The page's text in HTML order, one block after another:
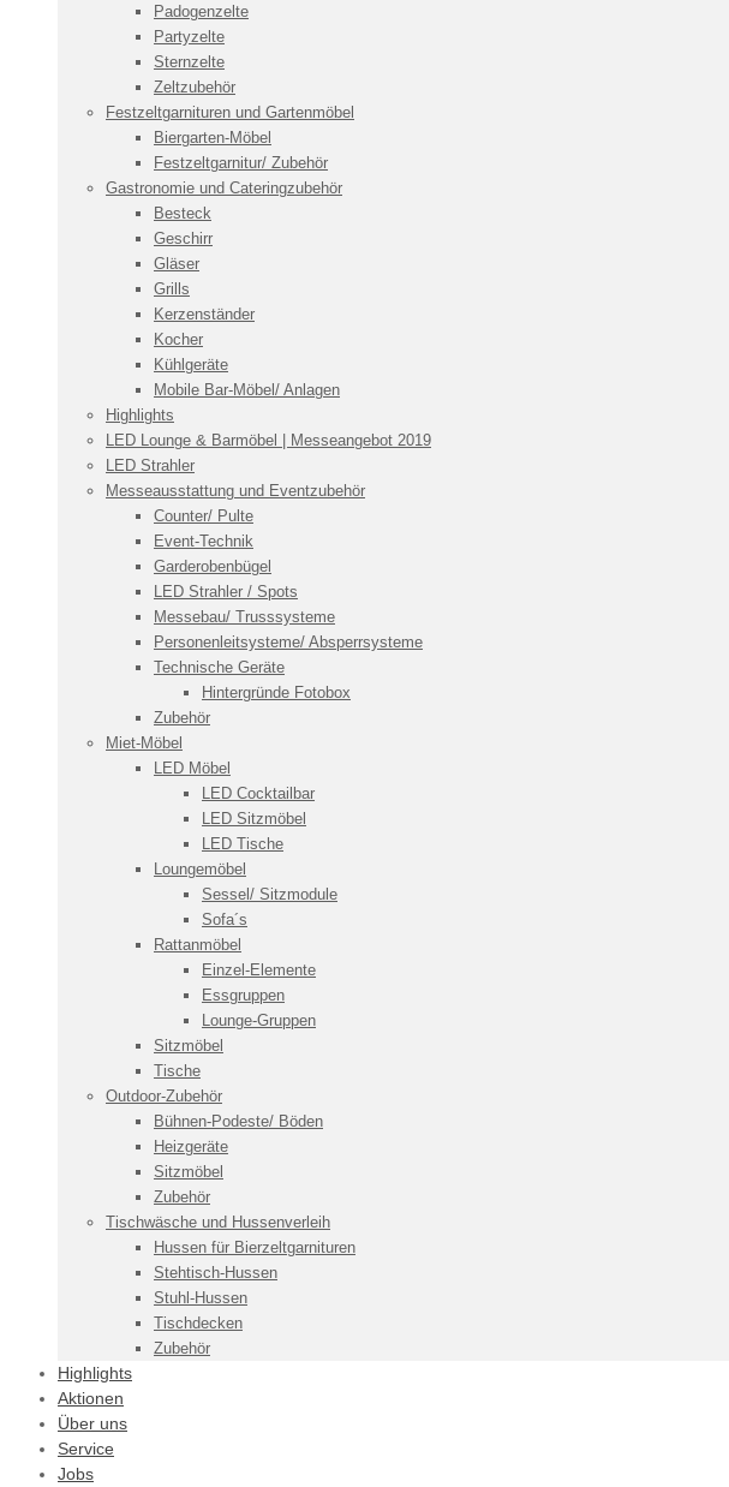
Padogenzelte
Partyzelte
Sternzelte
Zeltzubehör
Festzeltgarnituren und Gartenmöbel
Biergarten-Möbel
Festzeltgarnitur/ Zubehör
Gastronomie und Cateringzubehör
Besteck
Geschirr
Gläser
Grills
Kerzenständer
Kocher
Kühlgeräte
Mobile Bar-Möbel/ Anlagen
Highlights
LED Lounge & Barmöbel | Messeangebot 2019
LED Strahler
Messeausstattung und Eventzubehör
Counter/ Pulte
Event-Technik
Garderobenbügel
LED Strahler / Spots
Messebau/ Trusssysteme
Personenleitsysteme/ Absperrsysteme
Technische Geräte
Hintergründe Fotobox
Zubehör
Miet-Möbel
LED Möbel
LED Cocktailbar
LED Sitzmöbel
LED Tische
Loungemöbel
Sessel/ Sitzmodule
Sofa´s
Rattanmöbel
Einzel-Elemente
Essgruppen
Lounge-Gruppen
Sitzmöbel
Tische
Outdoor-Zubehör
Bühnen-Podeste/ Böden
Heizgeräte
Sitzmöbel
Zubehör
Tischwäsche und Hussenverleih
Hussen für Bierzeltgarnituren
Stehtisch-Hussen
Stuhl-Hussen
Tischdecken
Zubehör
Highlights
Aktionen
Über uns
Service
Jobs